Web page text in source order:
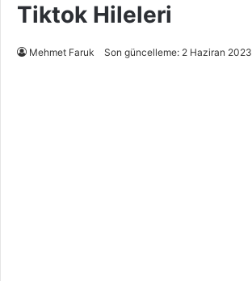
Tiktok Hileleri
Mehmet Faruk Son güncelleme: 2 Haziran 2023